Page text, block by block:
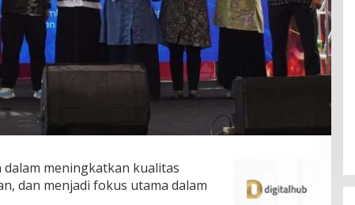
meningkatkan kualitas
dan menjadi fokus utama dalam